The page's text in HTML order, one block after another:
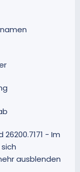
26200.7171 - Im
ausblenden